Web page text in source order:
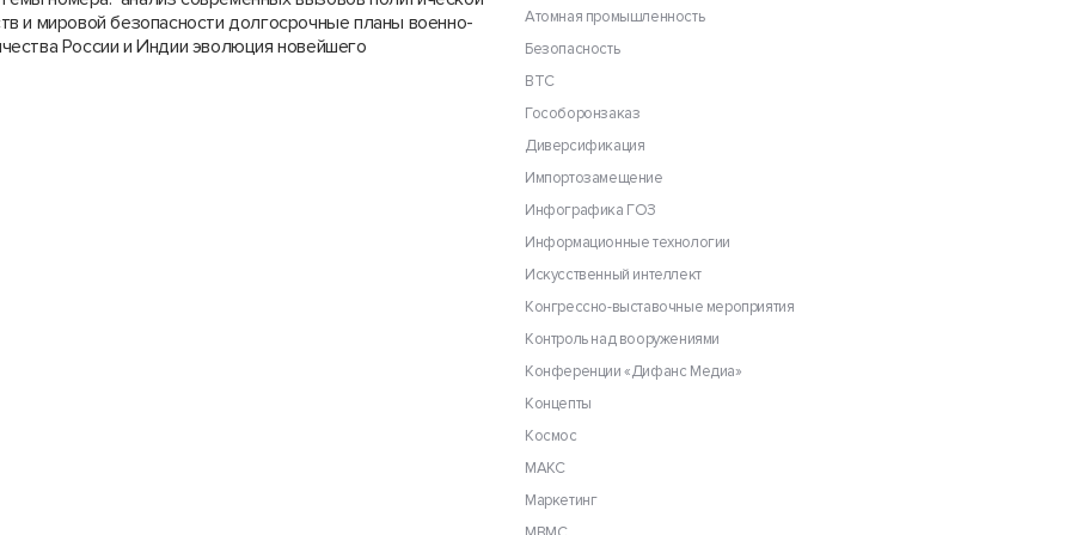
и мировой безопасности долгосрочные планы военно-
России и Индии эволюция новейшего
Атомная промышленность
Безопасность
ВТС
Гособоронзаказ
Диверсификация
Импортозамещение
Инфографика ГОЗ
Информационные технологии
Искусственный интеллект
Конгрессно-выставочные мероприятия
Контроль над вооружениями
Конференции «Дифанс Медиа»
Концепты
Космос
МАКС
Маркетинг